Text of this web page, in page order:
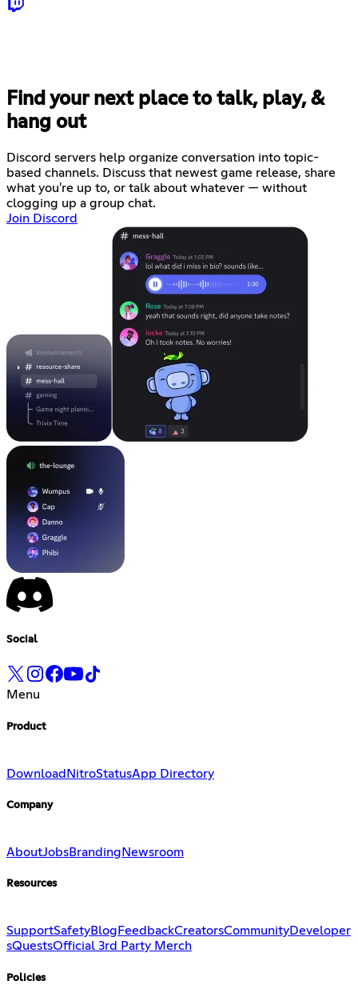
Find your next place to talk, play, &
hang out
Discord servers help organize conversation into topic-
based channels. Discuss that newest game release, share
what you're up to, or talk about whatever — without
clogging up a group chat.
Join Discord
Social
Menu
Product
Download NitroStatusApp Directory
Company
AboutJobsBranding Newsroom
Resources
SupportSafetyBlog FeedbackCreatorsCommunityDeveloper
sQuestsOfficial 3rd Party Merch
Policies